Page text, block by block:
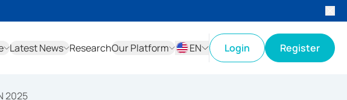
Latest News ResearchOur Platform
EN
Login Register
2025